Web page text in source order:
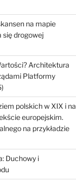
na mapie
się drogowej
Architektura
Platformy
polskich w XIX i na
europejskim.
na przykładzie
Duchowy i